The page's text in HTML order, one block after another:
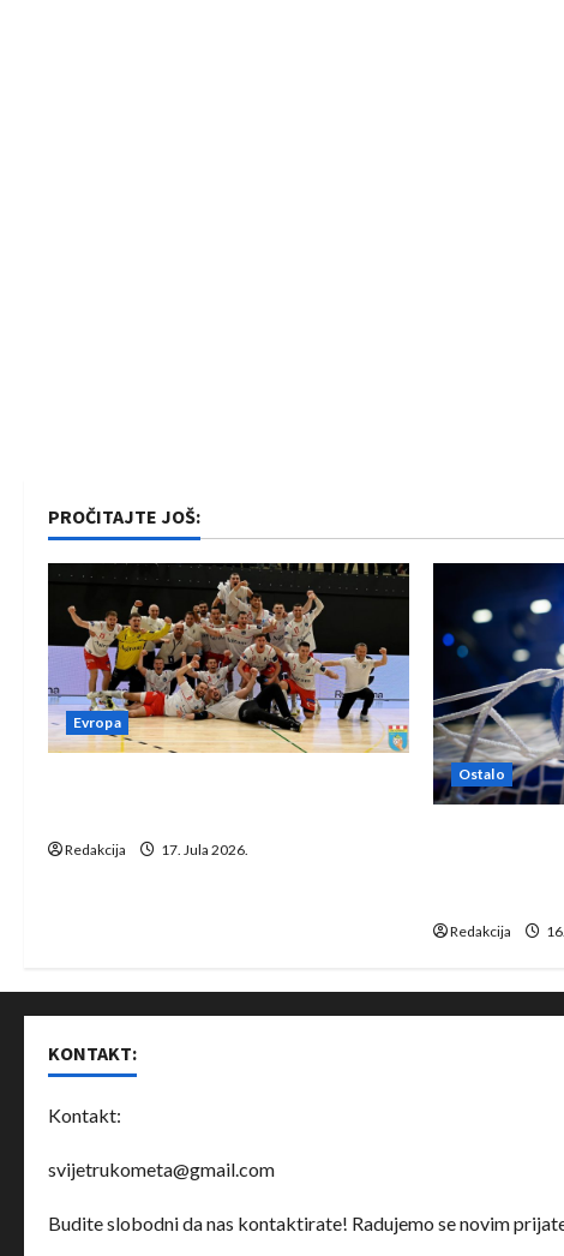
PROČITAJTE JOŠ:
Evropa
Redakcija 17. Jula 2026.
Ostalo
Redakcija
KONTAKT:
Kontakt:
svijetrukometa@gmail.com
Budite slobodni da nas kontaktirate! Radujemo se novim